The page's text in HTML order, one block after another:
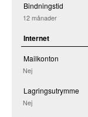
Bindningstid
12 månader
Internet
Mailkonton
Nej
Lagringsutrymme
Nej